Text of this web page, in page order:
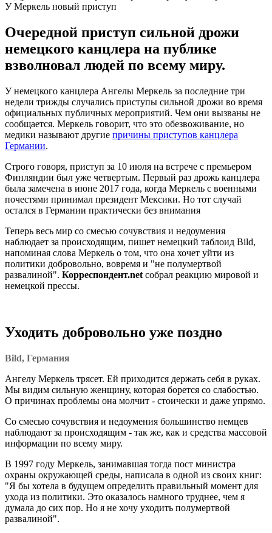
У Меркель новый приступ
Очередной приступ сильной дрожи
немецкого канцлера на публике
взволновал людей по всему миру.
У немецкого канцлера Ангелы Меркель за последние три
недели трижды случались приступы сильной дрожи во время
официальных публичных мероприятий. Чем они вызваны не
сообщается. Меркель говорит, что это обезвоживание, но
медики называют другие причины приступов канцлера
Германии.
Строго говоря, приступ за 10 июля на встрече с премьером
Финляндии был уже четвертым. Первый раз дрожь канцлера
была замечена в июне 2017 года, когда Меркель с военными
почестями принимал президент Мексики. Но тот случай
остался в Германии практически без внимания
Теперь весь мир со смесью сочувствия и недоумения
наблюдает за происходящим, пишет немецкий таблоид Bild,
напоминая слова Меркель о том, что она хочет уйти из
политики добровольно, вовремя и "не полумертвой
развалиной". Корреспондент.net собрал реакцию мировой и
немецкой прессы.
Уходить добровольно уже поздно
Bild, Германия
Ангелу Меркель трясет. Ей приходится держать себя в руках.
Мы видим сильную женщину, которая борется со слабостью.
О причинах проблемы она молчит - стоически и даже упрямо.
Со смесью сочувствия и недоумения большинство немцев
наблюдают за происходящим - так же, как и средства массовой
информации по всему миру.
В 1997 году Меркель, занимавшая тогда пост министра
охраны окружающей среды, написала в одной из своих книг:
"Я бы хотела в будущем определить правильный момент для
ухода из политики. Это оказалось намного труднее, чем я
думала до сих пор. Но я не хочу уходить полумертвой
развалиной".